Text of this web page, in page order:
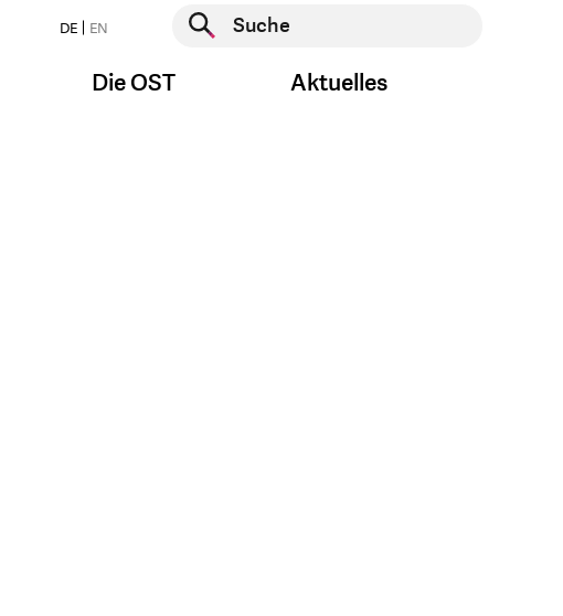
DE EN
Suche starten
Die OST Aktuelles